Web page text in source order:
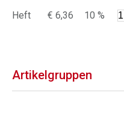
Heft € 6,36 10 %
Artikelgruppen